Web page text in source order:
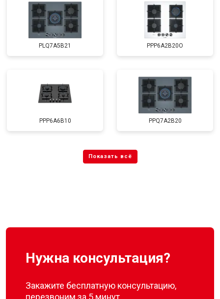
PLQ7A5B21 PPP6A2B20O
PPP6A6B10 PPQ7A2B20
Нужна консультация?
Закажите бесплатную консультацию,
перезвоним за 5 минут